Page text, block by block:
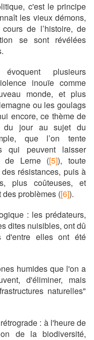
c'est le principe
les vieux démons,
de l’histoire, de
se sont révélées
plusieurs
inouïe comme
monde, et plus
ou les goulags
encore, ce thème de
du jour au sujet du
que l’on tente
qui peuvent laisser
de Lerne ([5]), toute
résistances, puis à
plus coûteuses, et
problèmes ([6]).
: les prédateurs,
dites nuisibles, ont dû
d'entre elles ont été
humides que l'on a
d'éliminer, mais
naturelles"
: à l'heure de
de la biodiversité,